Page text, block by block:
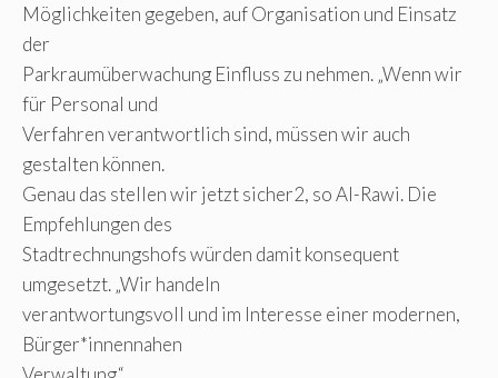
Möglichkeiten gegeben, auf Organisation und Einsatz
der
Parkraumüberwachung Einfluss zu nehmen. „Wenn wir
für Personal und
Verfahren verantwortlich sind, müssen wir auch
gestalten können.
Genau das stellen wir jetzt sicher2, so Al-Rawi. Die
Empfehlungen des
Stadtrechnungshofs würden damit konsequent
umgesetzt. „Wir handeln
verantwortungsvoll und im Interesse einer modernen,
Bürger*innennahen